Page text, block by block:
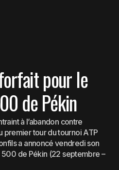
pour le
de Pékin
à l’abandon contre
premier tour du tournoi ATP
a annoncé vendredi son
de Pékin (22 septembre –